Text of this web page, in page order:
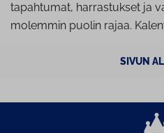
tapahtumat, harrastukset ja
molemmin puolin rajaa.
SIVUN